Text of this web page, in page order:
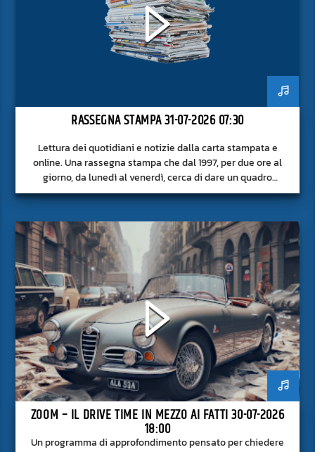
RASSEGNA STAMPA 31-07-2026 07:30
Lettura dei quotidiani e notizie dalla carta stampata e
online. Una rassegna stampa che dal 1997, per due ore al
giorno, da lunedì al venerdì, cerca di dare un quadro
approfondito delle notizie del giorno, senza fermarsi alla
ZOOM – IL DRIVE TIME IN MEZZO AI FATTI 30-07-2026
18:00
Un programma di approfondimento pensato per chiedere